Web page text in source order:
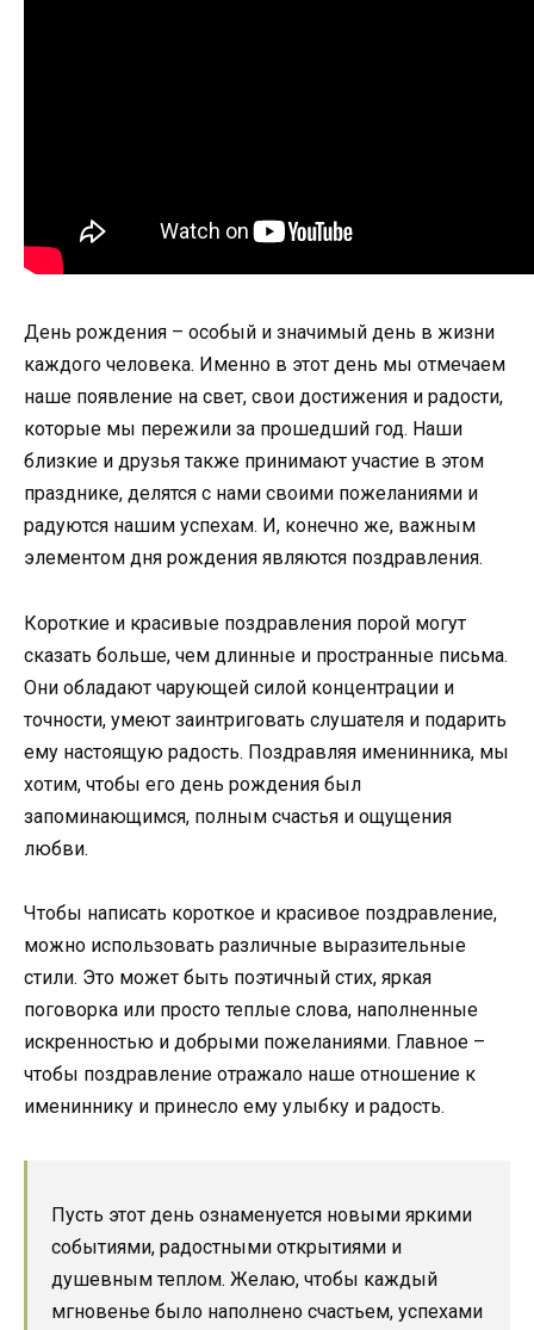
День рождения – особый и значимый день в жизни
каждого человека. Именно в этот день мы отмечаем
наше появление на свет, свои достижения и радости,
которые мы пережили за прошедший год. Наши
близкие и друзья также принимают участие в этом
празднике, делятся с нами своими пожеланиями и
радуются нашим успехам. И, конечно же, важным
элементом дня рождения являются поздравления.
Короткие и красивые поздравления порой могут
сказать больше, чем длинные и пространные письма.
Они обладают чарующей силой концентрации и
точности, умеют заинтриговать слушателя и подарить
ему настоящую радость. Поздравляя именинника, мы
хотим, чтобы его день рождения был
запоминающимся, полным счастья и ощущения
любви.
Чтобы написать короткое и красивое поздравление,
можно использовать различные выразительные
стили. Это может быть поэтичный стих, яркая
поговорка или просто теплые слова, наполненные
искренностью и добрыми пожеланиями. Главное –
чтобы поздравление отражало наше отношение к
имениннику и принесло ему улыбку и радость.
Пусть этот день ознаменуется новыми яркими
событиями, радостными открытиями и
душевным теплом. Желаю, чтобы каждый
мгновенье было наполнено счастьем, успехами